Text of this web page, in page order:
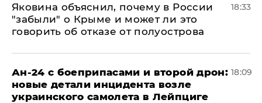
Яковина объяснил, почему в России
"забыли" о Крыме и может ли это
говорить об отказе от полуострова
18:33
Ан-24 с боеприпасами и второй дрон:
новые детали инцидента возле
украинского самолета в Лейпциге
18:09